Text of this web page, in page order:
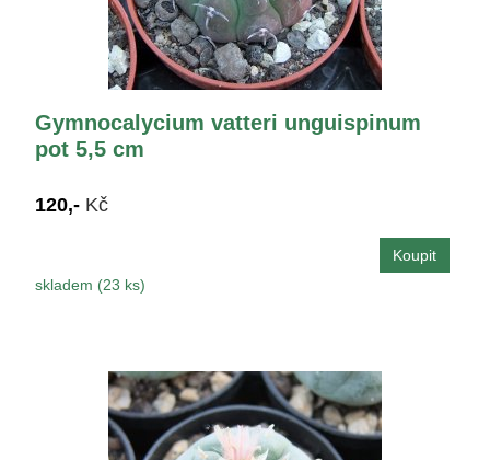
Gymnocalycium vatteri unguispinum
pot 5,5 cm
120,- Kč
skladem (23 ks)